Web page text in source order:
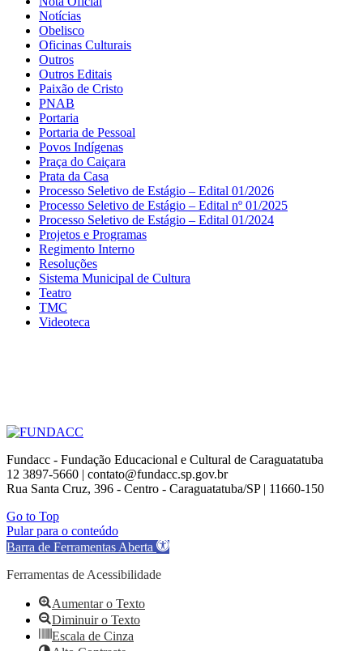
Notícias
Obelisco
Oficinas Culturais
Outros
Outros Editais
Paixão de Cristo
PNAB
Portaria
Portaria de Pessoal
Povos Indígenas
Praça do Caiçara
Prata da Casa
Processo Seletivo de Estágio – Edital 01/2026
Processo Seletivo de Estágio – Edital nº 01/2025
Processo Seletivo de Estágio – Edital 01/2024
Projetos e Programas
Regimento Interno
Resoluções
Sistema Municipal de Cultura
Teatro
TMC
Videoteca
Fundacc - Fundação Educacional e Cultural de Caraguatatuba
12 3897-5660 | contato@fundacc.sp.gov.br
Rua Santa Cruz, 396 - Centro - Caraguatatuba/SP | 11660-150
Go to Top
Pular para o conteúdo
Barra de Ferramentas Aberta
Ferramentas de Acessibilidade
Aumentar o Texto
Diminuir o Texto
Escala de Cinza